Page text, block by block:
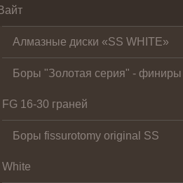
Алмазные диски «SS WHITE»
Боры "Золотая серия" - финиры
FG 16-30 граней
Боры fissurotomy original SS
White